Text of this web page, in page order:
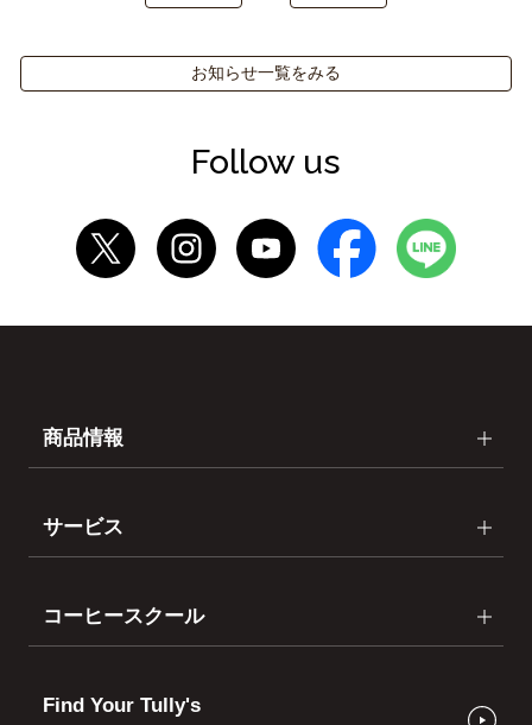
お知らせ一覧をみる
Follow us
商品情報
サービス
コーヒースクール
Find Your Tully's